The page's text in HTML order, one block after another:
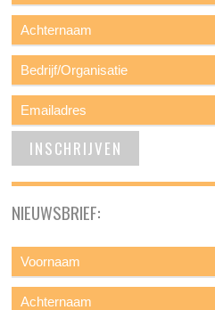
NIEUWSBRIEF: